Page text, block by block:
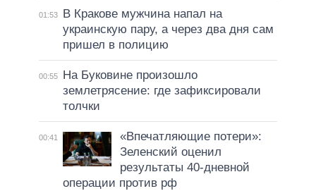
01:53
В Кракове мужчина напал на
украинскую пару, а через два дня сам
пришел в полицию
00:55
На Буковине произошло
землетрясение: где зафиксировали
толчки
00:41
«Впечатляющие потери»:
Зеленский оценил
результаты 40-дневной
операции против рф